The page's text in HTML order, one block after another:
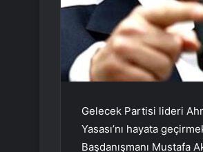
Gelecek Partisi lideri
Yasası’nı hayata
Başdanışmanı Mustafa